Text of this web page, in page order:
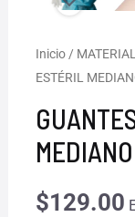
Inicio /
ESTÉRIL
$129.00